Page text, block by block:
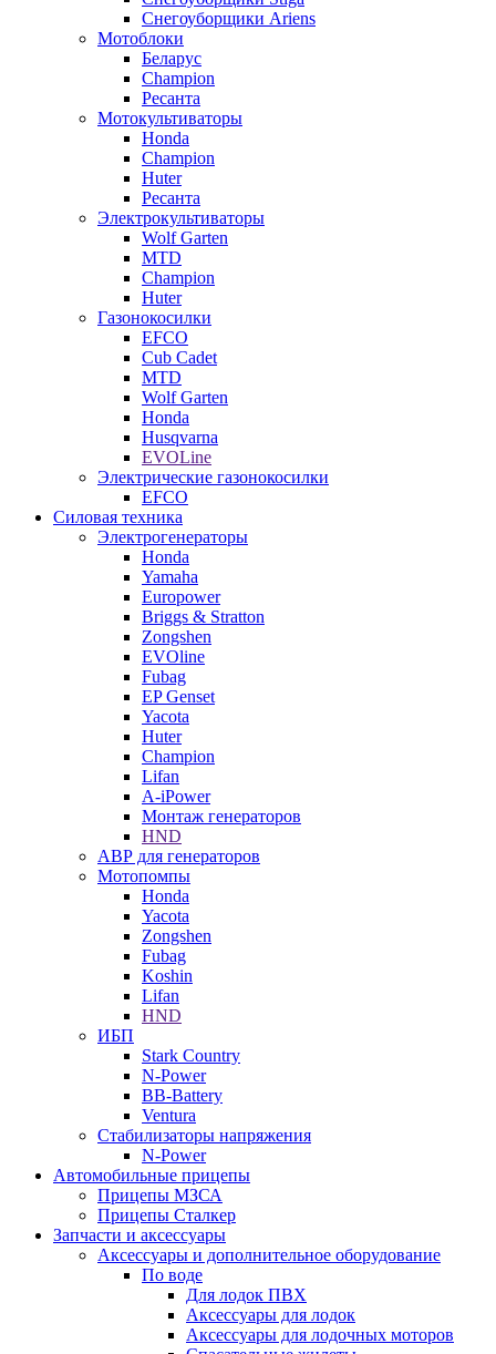
Снегоуборщики Ariens
Мотоблоки
Беларус
Champion
Ресанта
Мотокультиваторы
Honda
Champion
Huter
Ресанта
Электрокультиваторы
Wolf Garten
MTD
Champion
Huter
Газонокосилки
EFCO
Cub Cadet
MTD
Wolf Garten
Honda
Husqvarna
EVOLine
Электрические газонокосилки
EFCO
Силовая техника
Электрогенераторы
Honda
Yamaha
Europower
Briggs & Stratton
Zongshen
EVOline
Fubag
EP Genset
Yacota
Huter
Champion
Lifan
A-iPower
Монтаж генераторов
HND
АВР для генераторов
Мотопомпы
Honda
Yacota
Zongshen
Fubag
Koshin
Lifan
HND
ИБП
Stark Country
N-Power
BB-Battery
Ventura
Стабилизаторы напряжения
N-Power
Автомобильные прицепы
Прицепы МЗСА
Прицепы Сталкер
Запчасти и аксессуары
Аксессуары и дополнительное оборудование
По воде
Для лодок ПВХ
Аксессуары для лодок
Аксессуары для лодочных моторов